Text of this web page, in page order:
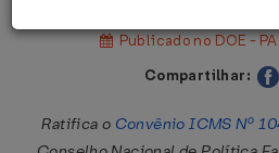
Publicado no DOE -
Compartilhar:
Ratifica o Convênio ICMS Nº